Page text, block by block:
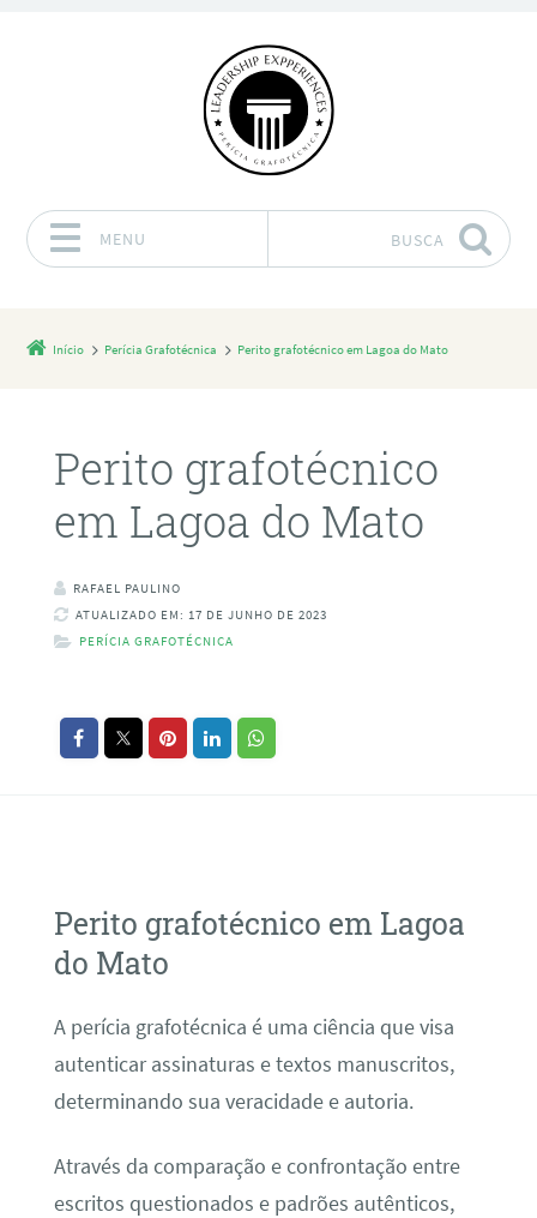
MENU BUSCA
Início Perícia Grafotécnica Perito grafotécnico em Lagoa do Mato
Perito grafotécnico
em Lagoa do Mato
RAFAEL PAULINO
ATUALIZADO EM: 17 DE JUNHO DE 2023
PERÍCIA GRAFOTÉCNICA
Perito grafotécnico em Lagoa
do Mato
A perícia grafotécnica é uma ciência que visa
autenticar assinaturas e textos manuscritos,
determinando sua veracidade e autoria.
Através da comparação e confrontação entre
escritos questionados e padrões autênticos,